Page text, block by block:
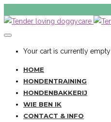
Your cart is currently empty
HOME
HONDENTRAINING
HONDENBAKKERIJ
WIE BEN IK
CONTACT & INFO